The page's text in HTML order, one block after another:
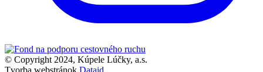
© Copyright 2024, Kúpele Lúčky, a.s.